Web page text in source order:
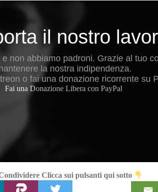
il nostro
non abbiamo padroni. Grazie al tuo
la nostra indipendenza.
o fai una donazione ricorrente su
Fai una Donazione Libera con PayPal
Clicca sui pulsanti qui sotto